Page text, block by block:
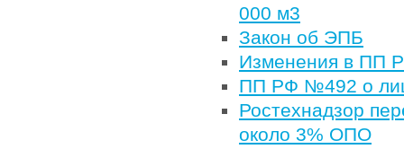
000 м3
Закон об ЭПБ
Изменения в ПП
ПП РФ №492 о
Ростехнадзор
около 3% ОПО